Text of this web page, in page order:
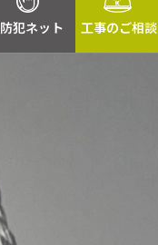
防犯ネット 工事のご相談